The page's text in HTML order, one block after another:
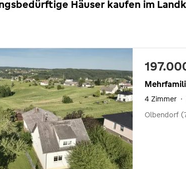
Häuser kaufen im
4 Zimmer ·
Olbendorf